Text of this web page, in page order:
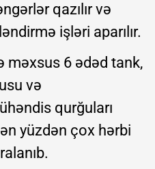
qazılır və
işləri aparılır.
məxsus 6 ədəd tank,
və
qurğuları
yüzdən çox hərbi